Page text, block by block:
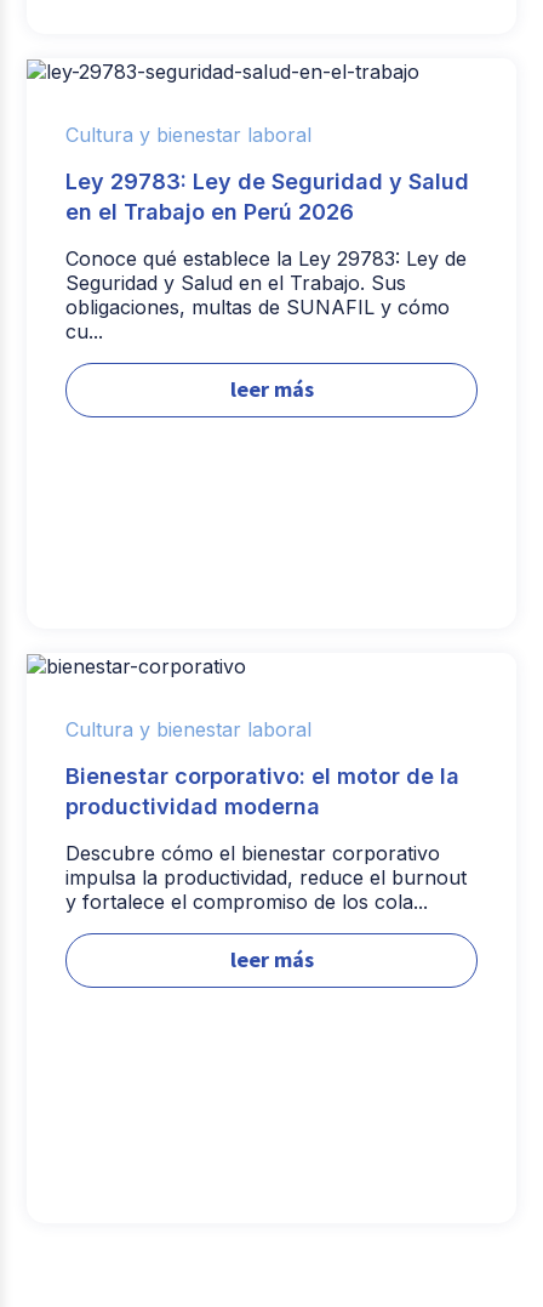
Cultura y bienestar laboral
Ley 29783: Ley de Seguridad y Salud
en el Trabajo en Perú 2026
Conoce qué establece la Ley 29783: Ley de
Seguridad y Salud en el Trabajo. Sus
obligaciones, multas de SUNAFIL y cómo
cu...
leer más
Cultura y bienestar laboral
Bienestar corporativo: el motor de la
productividad moderna
Descubre cómo el bienestar corporativo
impulsa la productividad, reduce el burnout
y fortalece el compromiso de los cola...
leer más